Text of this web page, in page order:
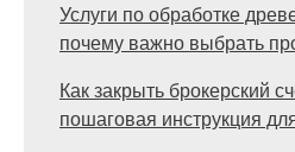
Услуги по обработке
почему важно выбрать
Как закрыть брокерский
пошаговая инструкция